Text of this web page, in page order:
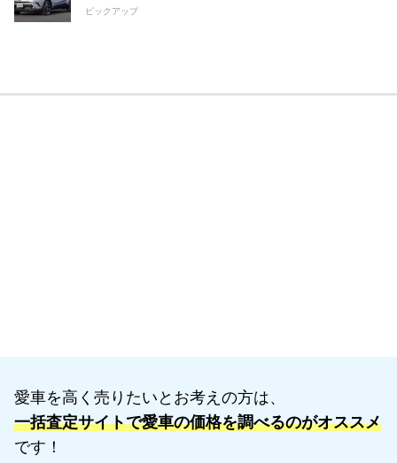
ピックアップ
愛車を高く売りたいとお考えの方は、
一括査定サイトで愛車の価格を調べるのがオススメ
です！